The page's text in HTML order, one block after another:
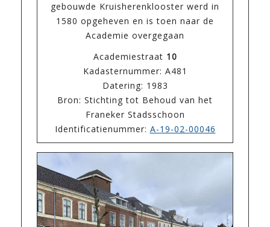
gebouwde Kruisherenklooster werd in
1580 opgeheven en is toen naar de
Academie overgegaan
Academiestraat 10
Kadasternummer: A481
Datering: 1983
Bron: Stichting tot Behoud van het
Franeker Stadsschoon
Identificatienummer: A-19-02-00046